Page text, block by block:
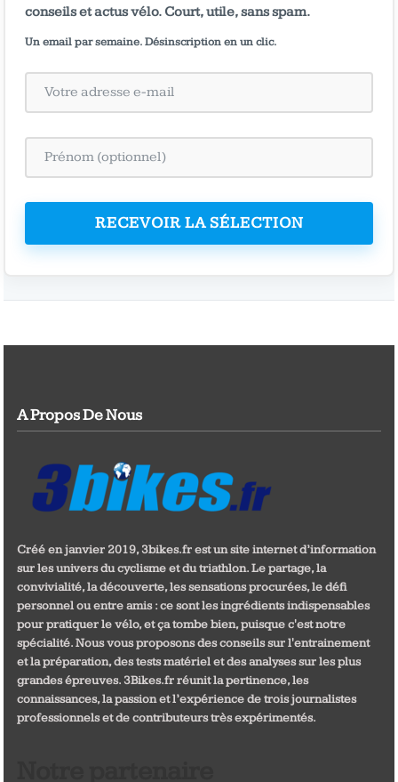
conseils et actus vélo. Court, utile, sans spam.
Un email par semaine. Désinscription en un clic.
RECEVOIR LA SÉLECTION
A Propos De Nous
Créé en janvier 2019, 3bikes.fr est un site internet d’information
sur les univers du cyclisme et du triathlon. Le partage, la
convivialité, la découverte, les sensations procurées, le défi
personnel ou entre amis : ce sont les ingrédients indispensables
pour pratiquer le vélo, et ça tombe bien, puisque c'est notre
spécialité. Nous vous proposons des conseils sur l'entrainement
et la préparation, des tests matériel et des analyses sur les plus
grandes épreuves. 3Bikes.fr réunit la pertinence, les
connaissances, la passion et l’expérience de trois journalistes
professionnels et de contributeurs très expérimentés.